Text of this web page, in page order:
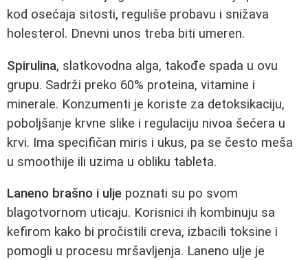
kod osećaja sitosti, reguliše probavu i snižava
holesterol. Dnevni unos treba biti umeren.
Spirulina, slatkovodna alga, takođe spada u ovu
grupu. Sadrži preko 60% proteina, vitamine i
minerale. Konzumenti je koriste za detoksikaciju,
poboljšanje krvne slike i regulaciju nivoa šećera u
krvi. Ima specifičan miris i ukus, pa se često meša
u smoothije ili uzima u obliku tableta.
Laneno brašno i ulje poznati su po svom
blagotvornom uticaju. Korisnici ih kombinuju sa
kefirom kako bi pročistili creva, izbacili toksine i
pomogli u procesu mršavljenja. Laneno ulje je